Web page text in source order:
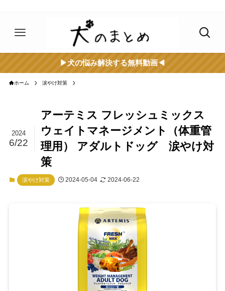
▶︎犬の悩み解決する無料動画◀︎
ホーム 涙やけ対策
アーテミス フレッシュミックス
ウェイトマネージメント（体重管
理用） アダルトドッグ 涙やけ対
策
2024
6/22
涙やけ対策 2024-05-04 2024-06-22